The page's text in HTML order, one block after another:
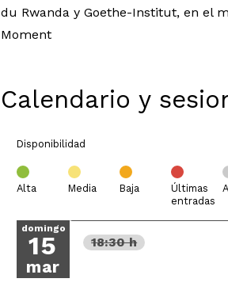
du Rwanda y Goethe-Institut, en el
Moment
Calendario y
Disponibilidad
Alta Media Baja
Últimas
entradas
domingo
15
mar
18:30 h